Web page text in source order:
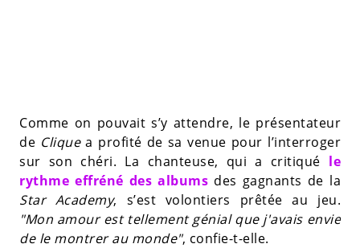
Comme on pouvait s’y attendre, le présentateur
de Cliquea profité de sa venue pour l’interroger
sur son chéri. La chanteuse, qui a critiqué le
rythme effréné des albums des gagnants de la
Star Academy, s’est volontiers prêtée au jeu.
"Mon amour est tellement génial que j'avais envie
de le montrer au monde", confie-t-elle.